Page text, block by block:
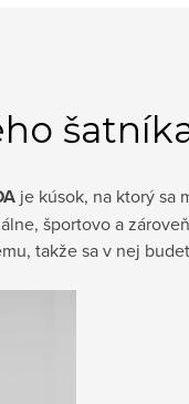
je kúsok, na ktorý sa
športovo a
takže sa v nej